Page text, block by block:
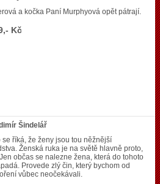
a kočka Paní Murphyová opět pátrají.
Kč
Šindelář
se říká, že ženy jsou tou něžnější
Ženská ruka je na světě hlavně proto,
občas se nalezne žena, která do tohoto
Provede zlý čin, který bychom od
vůbec neočekávali.